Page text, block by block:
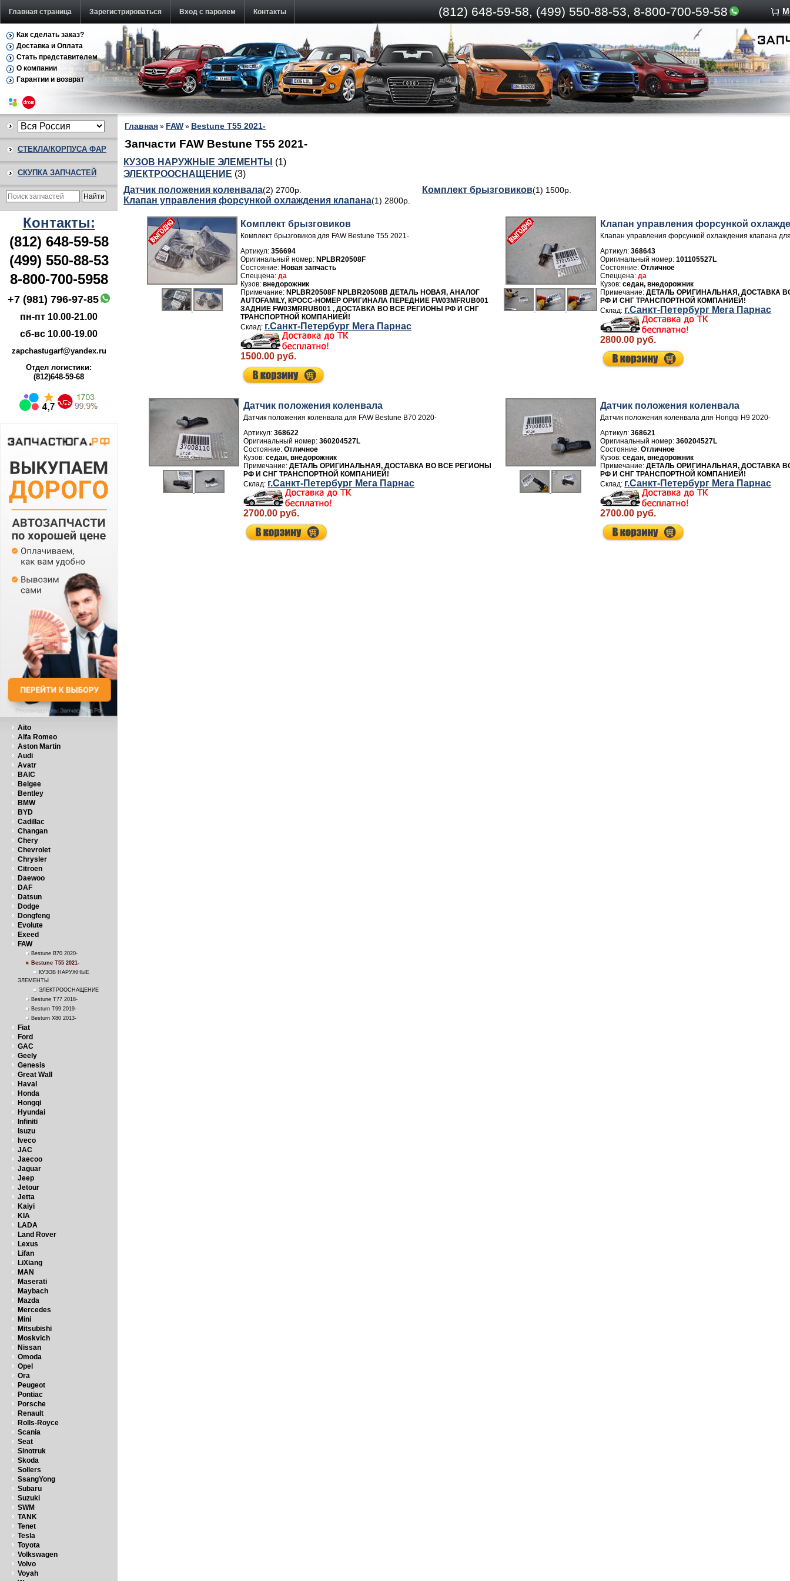
Главная страница Зарегистрироваться Вход с паролем Контакты (812) 648-59-58, (499) 550-88-53, 8-800-700-59-58
Как сделать заказ?
Доставка и Оплата
Стать представителем
О компании
Гарантии и возврат
СТЕКЛА/КОРПУСА ФАР
СКУПКА ЗАПЧАСТЕЙ
Контакты:
(812) 648-59-58
(499) 550-88-53
8-800-700-5958
+7 (981) 796-97-85
пн-пт 10.00-21.00
сб-вс 10.00-19.00
zapchastugarf@yandex.ru
Отдел логистики:
(812)648-59-68
Aito
Alfa Romeo
Aston Martin
Audi
Avatr
BAIC
Belgee
Bentley
BMW
BYD
Cadillac
Changan
Chery
Chevrolet
Chrysler
Citroen
Daewoo
DAF
Datsun
Dodge
Dongfeng
Evolute
Exeed
FAW
Bestune B70 2020-
Bestune T55 2021-
КУЗОВ НАРУЖНЫЕ
ЭЛЕМЕНТЫ
ЭЛЕКТРООСНАЩЕНИЕ
Bestune T77 2018-
Besturn T99 2019-
Besturn X80 2013-
Fiat
Ford
GAC
Geely
Genesis
Great Wall
Haval
Honda
Hongqi
Hyundai
Infiniti
Isuzu
Iveco
JAC
Jaecoo
Jaguar
Jeep
Jetour
Jetta
Kaiyi
KIA
LADA
Land Rover
Lexus
Lifan
LiXiang
MAN
Maserati
Maybach
Mazda
Mercedes
Mini
Mitsubishi
Moskvich
Nissan
Omoda
Opel
Ora
Peugeot
Pontiac
Porsche
Renault
Rolls-Royce
Scania
Seat
Sinotruk
Skoda
Sollers
SsangYong
Subaru
Suzuki
SWM
TANK
Tenet
Tesla
Toyota
Volkswagen
Volvo
Voyah
Главная » FAW » Bestune T55 2021-
Запчасти FAW Bestune T55 2021-
КУЗОВ НАРУЖНЫЕ ЭЛЕМЕНТЫ (1)
ЭЛЕКТРООСНАЩЕНИЕ (3)
Датчик положения коленвала(2) 2700р.
Клапан управления форсункой охлаждения клапана(1) 2800р.
Комплект брызговиков(1) 1500р.
Комплект брызговиков
Комплект брызговиков для FAW Bestune T55 2021-
Артикул: 356694
NPLBR20508F
Новая запчасть
да
внедорожник
NPLBR20508F NPLBR20508B ДЕТАЛЬ НОВАЯ, АНАЛОГ
AUTOFAMILY, КРОСС-НОМЕР ОРИГИНАЛА ПЕРЕДНИЕ FW03MFRUB001
ЗАДНИЕ FW03MRRUB001 , ДОСТАВКА ВО ВСЕ РЕГИОНЫ РФ И СНГ
ТРАНСПОРТНОЙ КОМПАНИЕЙ!
г.Санкт-Петербург Мега Парнас
1500.00 руб.
Клапан управления форсункой
Клапан управления форсункой охлаждения клапана
Артикул:368643
101105527L
Отличное
да
седан, внедорожник
ДЕТАЛЬ ОРИГИНАЛЬНАЯ, ДОСТАВКА
РФ И СНГ ТРАНСПОРТНОЙ КОМПАНИЕЙ!
г.Санкт-Петербург Мега Парнас
2800.00 руб.
Датчик положения коленвала
Датчик положения коленвала для FAW Bestune B70 2020-
Артикул:368622
360204527L
Отличное
седан, внедорожник
ДЕТАЛЬ ОРИГИНАЛЬНАЯ, ДОСТАВКА ВО ВСЕ РЕГИОНЫ
РФ И СНГ ТРАНСПОРТНОЙ КОМПАНИЕЙ!
г.Санкт-Петербург Мега Парнас
2700.00 руб.
Датчик положения коленвала
Датчик положения коленвала для Hongqi H9 2020-
Артикул:368621
360204527L
Отличное
седан, внедорожник
ДЕТАЛЬ ОРИГИНАЛЬНАЯ, ДОСТАВКА
РФ И СНГ ТРАНСПОРТНОЙ КОМПАНИЕЙ!
г.Санкт-Петербург Мега Парнас
2700.00 руб.